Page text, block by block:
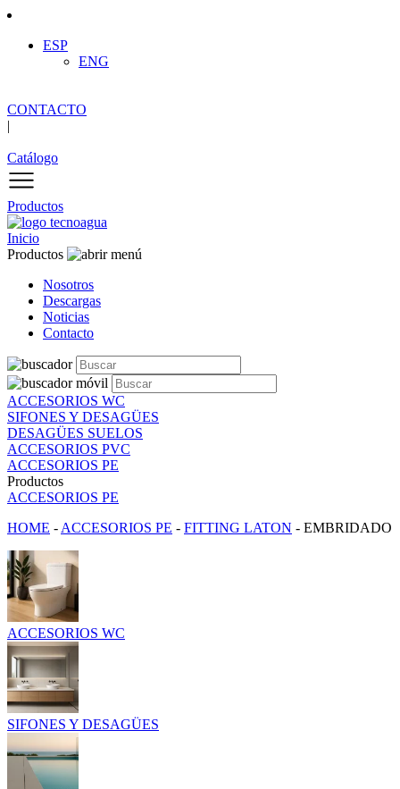
ESP
ENG
CONTACTO
|
Catálogo
Productos
Inicio
Productos
Nosotros
Descargas
Noticias
Contacto
ACCESORIOS WC
SIFONES Y DESAGÜES
DESAGÜES SUELOS
ACCESORIOS PVC
ACCESORIOS PE
Productos
ACCESORIOS PE
HOME - ACCESORIOS PE - FITTING LATON - EMBRIDADO
ACCESORIOS WC
SIFONES Y DESAGÜES